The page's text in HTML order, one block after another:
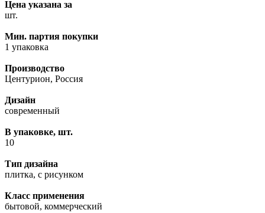
Цена указана за
шт.
Мин. партия покупки
1 упаковка
Производство
Центурион, Россия
Дизайн
современный
В упаковке, шт.
10
Тип дизайна
плитка, с рисунком
Класс применения
бытовой, коммерческий